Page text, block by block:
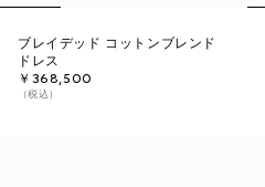
ブレイデッド コットンブレンド
ドレス
￥368,500
（税込）